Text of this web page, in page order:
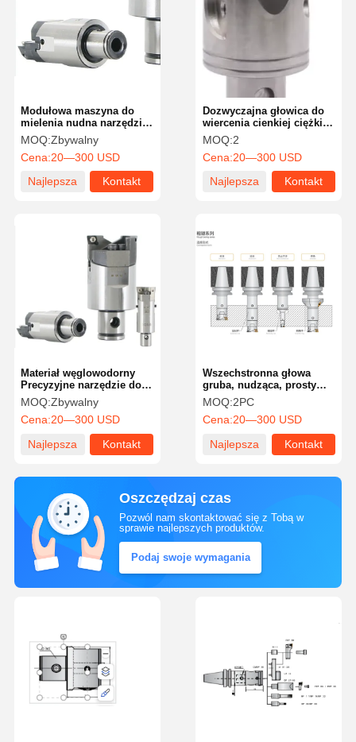
Modułowa maszyna do
mielenia nudna narzędzie
tokarka nudna głowa do
śruby w stylu montażu
MOQ:Zbywalny
Cena:20—300 USD
Najlepsza
Kontakt
Dozwyczajna głowica do
wiercenia cienkiej ciężkiej
pracy łączona
niestandardowa
MOQ:2
Cena:20—300 USD
Najlepsza
Kontakt
Materiał węglowodorny
Precyzyjne narzędzie do
wiercenia okrągłe
wstawienie Wysoka
wydajność
MOQ:Zbywalny
Cena:20—300 USD
Najlepsza
Kontakt
Wszechstronna głowa
gruba, nudząca, prosty
szkielet z dużą
pojemnością
MOQ:2PC
Cena:20—300 USD
Najlepsza
Kontakt
Oszczędzaj czas
Pozwól nam skontaktować się z Tobą w
sprawie najlepszych produktów.
Podaj swoje wymagania